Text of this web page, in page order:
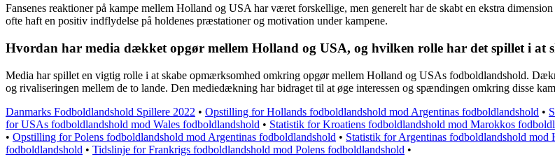
Fansenes reaktioner på kampe mellem Holland og USA har været forskellige, men generelt har de skabt en ekstra
ofte haft en positiv indflydelse på holdenes præstationer og motivation under kampene.
Hvordan har media dækket opgør mellem Holland og USA, og hvilken rolle har det spillet i at
Media har spillet en vigtig rolle i at skabe opmærksomhed omkring opgør mellem Holland og USAs fodboldlandshold.
og rivaliseringen mellem de to lande. Den mediedækning har bidraget til at øge interessen og spændingen omkring disse
Danmarks Fodboldlandshold Spillere 2022 • Opstilling for Hollands fodboldlandshold mod Argentinas fodboldlandshold •
for USAs fodboldlandshold mod Wales fodboldlandshold • Statistik for Kroatiens fodboldlandshold mod Marokkos
• Opstilling for Polens fodboldlandshold mod Argentinas fodboldlandshold • Statistik for Argentinas fodboldlandshold mod
fodboldlandshold • Tidslinje for Frankrigs fodboldlandshold mod Polens fodboldlandshold •